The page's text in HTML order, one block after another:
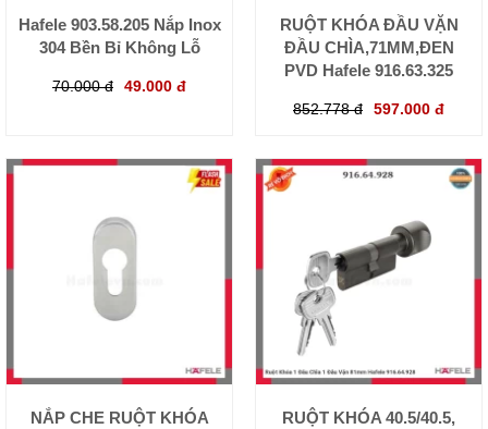
Hafele 903.58.205 Nắp Inox
304 Bền Bỉ Không Lỗ
70.000 đ 49.000 đ
RUỘT KHÓA ĐẦU VẶN
ĐẦU CHÌA,71MM,ĐEN
PVD Hafele 916.63.325
852.778 đ 597.000 đ
NẮP CHE RUỘT KHÓA
RUỘT KHÓA 40.5/40.5,